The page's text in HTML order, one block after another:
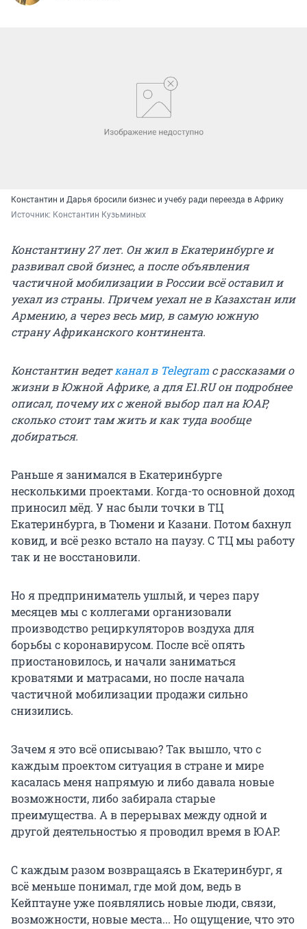
Константин и Дарья бросили бизнес и учебу ради переезда в Африку
Источник: Константин Кузьминых
Константину 27 лет. Он жил в Екатеринбурге и
развивал свой бизнес, а после объявления
частичной мобилизации в России всё оставил и
уехал из страны. Причем уехал не в Казахстан или
Армению, а через весь мир, в самую южную
страну Африканского континента.
Константин ведетканал в Telegram с рассказами о
жизни в Южной Африке, а для E1.RU он подробнее
описал, почему их с женой выбор пал на ЮАР,
сколько стоит там жить и как туда вообще
добираться.
Раньше я занимался в Екатеринбурге
несколькими проектами. Когда-то основной доход
приносил мёд. У нас были точки в ТЦ
Екатеринбурга, в Тюмени и Казани. Потом бахнул
ковид, и всё резко встало на паузу. С ТЦ мы работу
так и не восстановили.
Но я предприниматель ушлый, и через пару
месяцев мы с коллегами организовали
производство рециркуляторов воздуха для
борьбы с коронавирусом. После всё опять
приостановилось, и начали заниматься
кроватями и матрасами, но после начала
частичной мобилизации продажи сильно
снизились.
Зачем я это всё описываю? Так вышло, что с
каждым проектом ситуация в стране и мире
касалась меня напрямую и либо давала новые
возможности, либо забирала старые
преимущества. А в перерывах между одной и
другой деятельностью я проводил время в ЮАР.
С каждым разом возвращаясь в Екатеринбург, я
всё меньше понимал, где мой дом, ведь в
Кейптауне уже появлялись новые люди, связи,
возможности, новые места... Но ощущение, что это